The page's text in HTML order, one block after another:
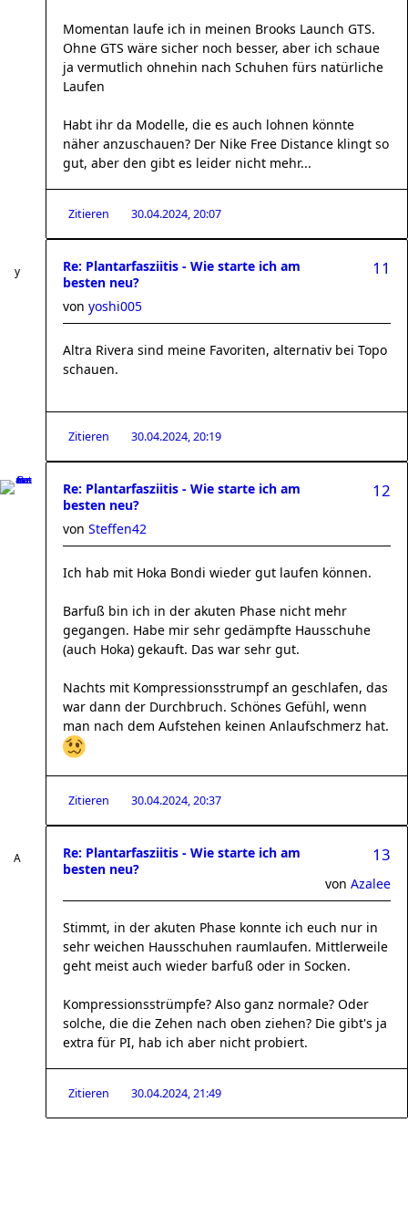
Momentan laufe ich in meinen Brooks Launch GTS.
Ohne GTS wäre sicher noch besser, aber ich schaue
ja vermutlich ohnehin nach Schuhen fürs natürliche
Laufen
Habt ihr da Modelle, die es auch lohnen könnte
näher anzuschauen? Der Nike Free Distance klingt so
gut, aber den gibt es leider nicht mehr...
Zitieren 30.04.2024, 20:07
Re: Plantarfasziitis - Wie starte ich am
besten neu?
11
von yoshi005
Altra Rivera sind meine Favoriten, alternativ bei Topo
schauen.
Zitieren 30.04.2024, 20:19
Re: Plantarfasziitis - Wie starte ich am
besten neu?
12
von Steffen42
Ich hab mit Hoka Bondi wieder gut laufen können.
Barfuß bin ich in der akuten Phase nicht mehr
gegangen. Habe mir sehr gedämpfte Hausschuhe
(auch Hoka) gekauft. Das war sehr gut.
Nachts mit Kompressionsstrumpf an geschlafen, das
war dann der Durchbruch. Schönes Gefühl, wenn
man nach dem Aufstehen keinen Anlaufschmerz hat.
Zitieren 30.04.2024, 20:37
Re: Plantarfasziitis - Wie starte ich am
besten neu?
13
von Azalee
Stimmt, in der akuten Phase konnte ich euch nur in
sehr weichen Hausschuhen raumlaufen. Mittlerweile
geht meist auch wieder barfuß oder in Socken.
Kompressionsstrümpfe? Also ganz normale? Oder
solche, die die Zehen nach oben ziehen? Die gibt's ja
extra für PI, hab ich aber nicht probiert.
Zitieren 30.04.2024, 21:49